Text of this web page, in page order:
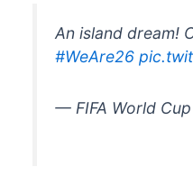
An island dream!
#WeAre26
— FIFA World Cup